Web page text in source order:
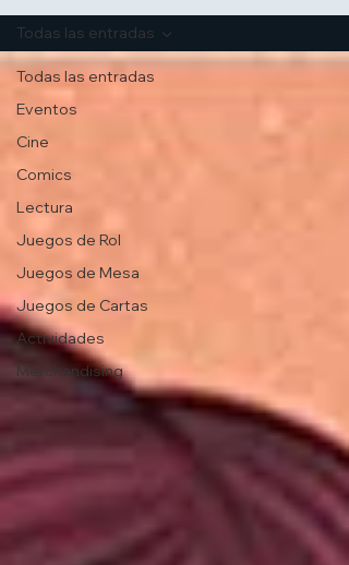
Todas las entradas
Eventos
Cine
Comics
Lectura
Juegos de Rol
Juegos de Mesa
Juegos de Cartas
Actividades
Merchandising
Todas las entradas